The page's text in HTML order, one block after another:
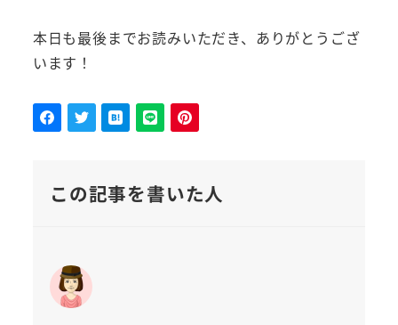
本日も最後までお読みいただき、ありがとうござ
います！
この記事を書いた人